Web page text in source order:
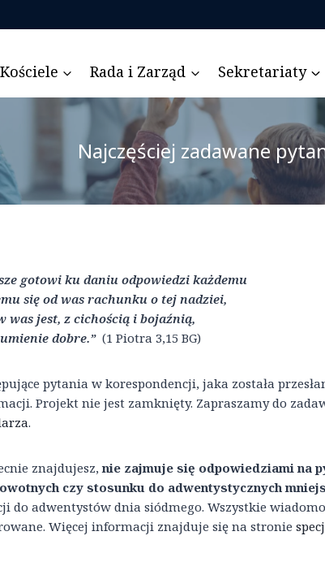
Rada i Zarząd Sekretariaty
Najczęściej zadawane
gotowi ku daniu odpowiedzi każdemu
się od was rachunku o tej nadziei,
was jest, z cichością i bojaźnią,
dobre.”(1 Piotra 3,15 BG)
pytania w korespondencji, jaka została
Projekt nie jest zamknięty. Zapraszamy do
.
znajdujesz,nie zajmuje się odpowiedziami na
czy stosunku do adwentystycznych
do adwentystów dnia siódmego. Wszystkie
Więcej informacji znajduje się na stronie